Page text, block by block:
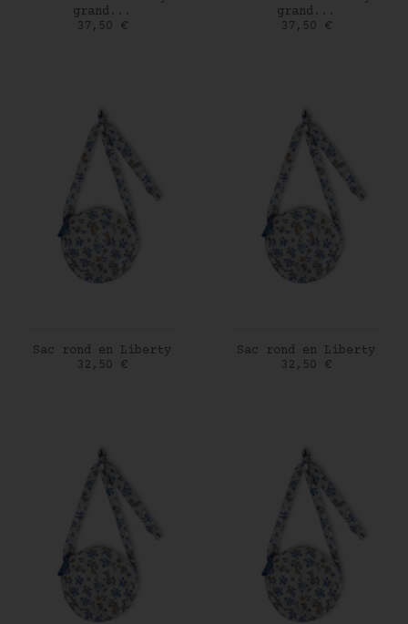
grand...
Prix
37,50 €
grand...
Prix
37,50 €
AJOUTER AU PANIER
Sac rond en Liberty
Prix
32,50 €
AJOUTER AU PANIER
Sac rond en Liberty
Prix
32,50 €